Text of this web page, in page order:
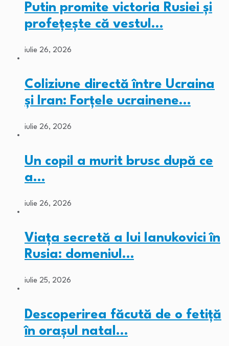
Putin promite victoria Rusiei și
profețește că vestul…
iulie 26, 2026
Coliziune directă între Ucraina
și Iran: Forțele ucrainene…
iulie 26, 2026
Un copil a murit brusc după ce
a…
iulie 26, 2026
Viața secretă a lui Ianukovici în
Rusia: domeniul…
iulie 25, 2026
Descoperirea făcută de o fetiță
în orașul natal…